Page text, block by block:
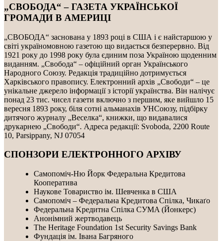
„СВОБОДА“ – ГАЗЕТА УКРАЇНСЬКОЇ
ГРОМАДИ В АМЕРИЦІ
„СВОБОДА“ заснована у 1893 році в США і є найстаршою у
світі україномовною газетою що видається безперервно. Від
1921 року до 1998 року була єдиним поза Україною щоденним
виданням. „Свобода“ – офіційний орган Українського
Народного Союзу. Редакція традиційно дотримується
Харківського правопису. Електронний архів „Свободи“ – це
унікальне джерело інформації з історії українства. Він налічує
понад 23 тис. чисел газети включно з першим, яке вийшло 15
вересня 1893 року, біля сотні альманахів УНСоюзу, підбірку
дитячого журналу „Веселка“, книжки, що видавалися
друкарнею „Свободи“. Адреса редакції: Svoboda, 2200 Route
10, Parsippany, NJ 07054
СПОНЗОРИ ЕЛЕКТРОННОГО АРХІВУ
Самопоміч-Ню Йорк Федеральна Кредитова
Кооператива
Наукове Товариство ім. Шевченка в США
Самопоміч – Федеральна Кредитова Спілка, Чикаґо
Федеральнa Kредитнa Спілка CУMA (Йонкерс)
Анонімний жертводавець
The Heritage Foundation 1st Security Savings Bank
Фундація ім. Івана Багряного